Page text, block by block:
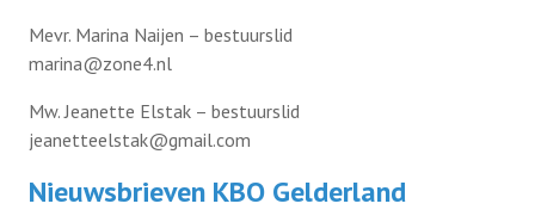
Verenigingszaken
Verenigingszaken
Contact
Lid worden
Mevr. Marina Naijen – bestuurslid
marina@zone4.nl
Mw. Jeanette Elstak – bestuurslid
jeanetteelstak@gmail.com
Nieuwsbrieven KBO Gelderland